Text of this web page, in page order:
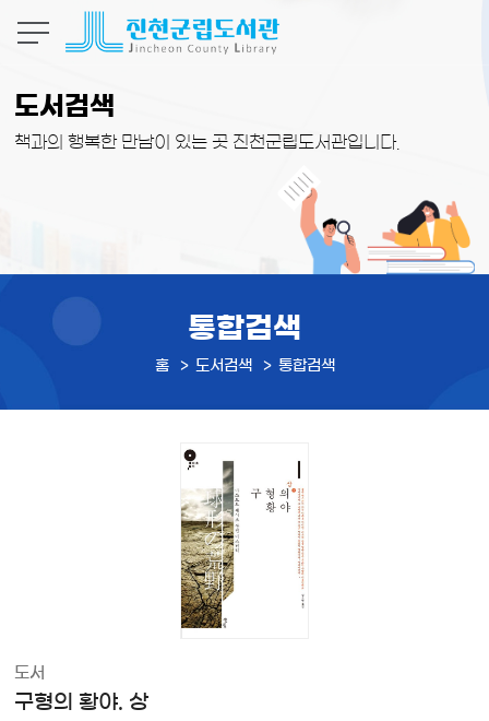
도서검색
책과의 행복한 만남이 있는 곳 진천군립도서관입니다.
통합검색
홈 도서검색 통합검색
도서
구형의 황야. 상